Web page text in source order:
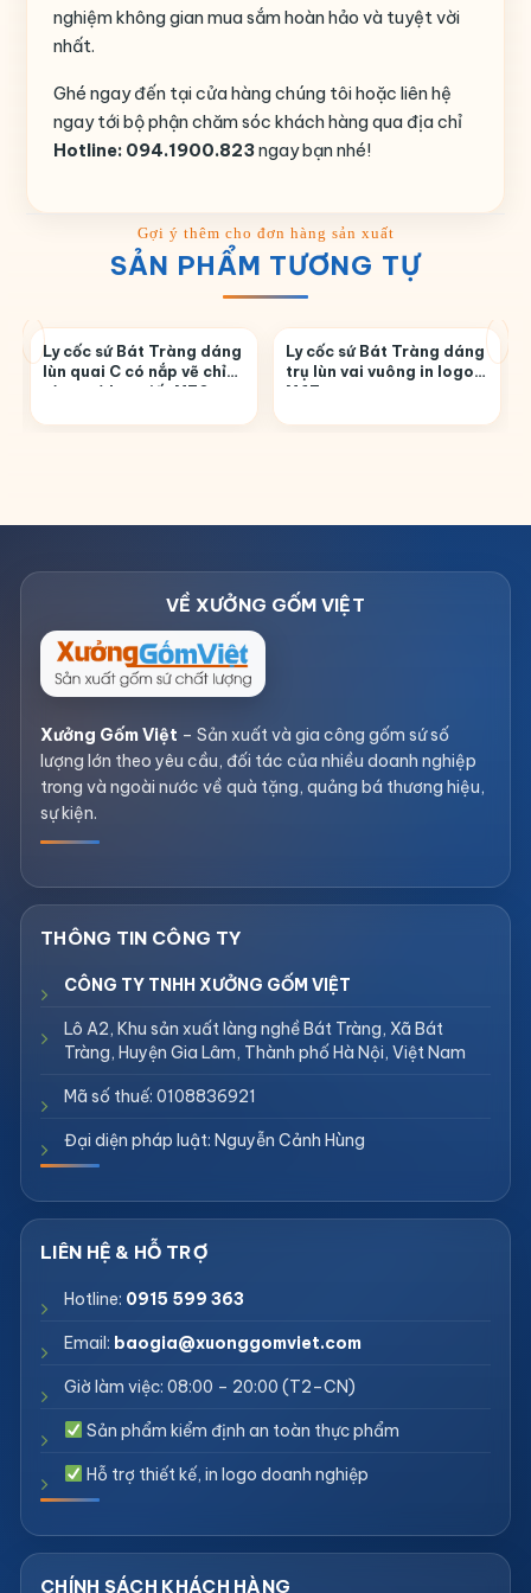
nghiệm không gian mua sắm hoàn hảo và tuyệt vời
nhất.
Ghé ngay đến tại cửa hàng chúng tôi hoặc liên hệ
ngay tới bộ phận chăm sóc khách hàng qua địa chỉ
Hotline: 094.1900.823ngay bạn nhé!
SẢN PHẨM TƯƠNG TỰ
Ly cốc sứ Bát Tràng dáng
lùn quai C có nắp vẽ chỉ
vàng có họa tiết M70
Ly cốc sứ Bát Tràng dáng
trụ lùn vai vuông in logo
M67
Xưởng Gốm Việt – Sản xuất và gia công gốm sứ số
lượng lớn theo yêu cầu, đối tác của nhiều doanh nghiệp
trong và ngoài nước về quà tặng, quảng bá thương hiệu,
sự kiện.
CÔNG TY TNHH XƯỞNG GỐM VIỆT
Lô A2, Khu sản xuất làng nghề Bát Tràng, Xã Bát
Tràng, Huyện Gia Lâm, Thành phố Hà Nội, Việt Nam
Mã số thuế: 0108836921
Đại diện pháp luật: Nguyễn Cảnh Hùng
Hotline: 0915 599 363
Email: baogia@xuonggomviet.com
Giờ làm việc: 08:00 – 20:00 (T2–CN)
Sản phẩm kiểm định an toàn thực phẩm
Hỗ trợ thiết kế, in logo doanh nghiệp